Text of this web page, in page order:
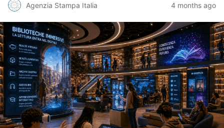
Agenzia Stampa Italia 4 months ago